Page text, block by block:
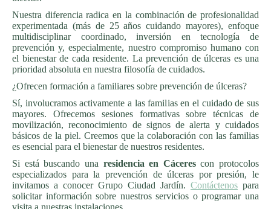
Nuestra diferencia radica en la combinación de profesionalidad
experimentada (más de 25 años cuidando mayores), enfoque
multidisciplinar coordinado, inversión en tecnología de
prevención y, especialmente, nuestro compromiso humano con
el bienestar de cada residente. La prevención de úlceras es una
prioridad absoluta en nuestra filosofía de cuidados.
¿Ofrecen formación a familiares sobre prevención de úlceras?
Sí, involucramos activamente a las familias en el cuidado de sus
mayores. Ofrecemos sesiones formativas sobre técnicas de
movilización, reconocimiento de signos de alerta y cuidados
básicos de la piel. Creemos que la colaboración con las familias
es esencial para el bienestar de nuestros residentes.
Si está buscando una residencia en Cácerescon protocolos
especializados para la prevención de úlceras por presión, le
invitamos a conocer Grupo Ciudad Jardín. Contáctenos para
solicitar información sobre nuestros servicios o programar una
visita a nuestras instalaciones.